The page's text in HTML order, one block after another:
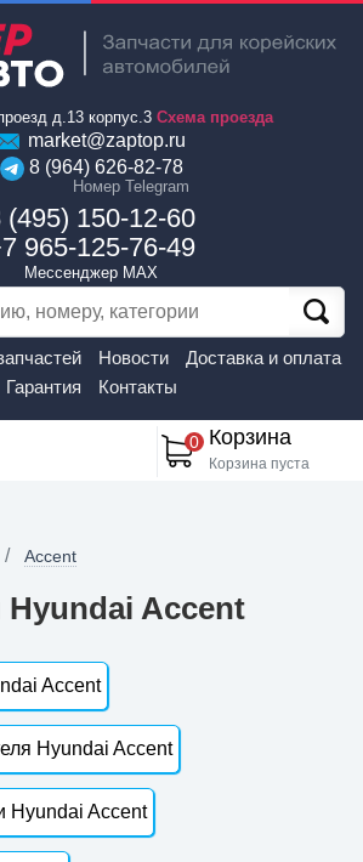
д.13 корпус.3 Схема проезда
market@zaptop.ru
8 (964) 626-82-78
Номер Telegram
(495) 150-12-60
965-125-76-49
Мессенджер MAX
Новости
Доставка и оплата
Гарантия
Контакты
0 Корзина
Корзина пуста
Accent
Hyundai Accent
Accent
Hyundai Accent
Hyundai Accent